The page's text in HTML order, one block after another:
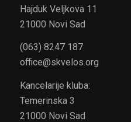
Hajduk Veljkova 11
21000 Novi Sad
(063) 8247 187
office@skvelos.org
Kancelarije kluba:
Temerinska 3
21000 Novi Sad